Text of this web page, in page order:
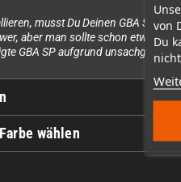
von
Du
musst Du Deinen GBA SP
aber man sollte schon etwas
GBA SP aufgrund
wählen